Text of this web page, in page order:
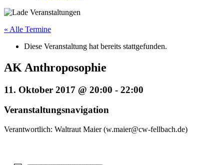
« Alle Termine
Diese Veranstaltung hat bereits stattgefunden.
AK Anthroposophie
11. Oktober 2017 @ 20:00 - 22:00
Veranstaltungsnavigation
Verantwortlich: Waltraut Maier (w.maier@cw-fellbach.de)